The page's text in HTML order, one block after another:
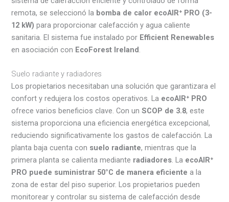
remota, se seleccionó la bomba de calor ecoAIR⁺ PRO (3-
12 kW) para proporcionar calefacción y agua caliente
sanitaria. El sistema fue instalado por Efficient Renewables
en asociación con EcoForest Ireland
Suelo radiante y radiadores
Los propietarios necesitaban una solución que garantizara el
confort y redujera los costos operativos. La ecoAIR⁺ PRO
ofrece varios beneficios clave. Con unSCOP de 3.8, este
sistema proporciona una eficiencia energética excepcional,
reduciendo significativamente los gastos de calefacción. La
planta baja cuenta con suelo radiante, mientras que la
primera planta se calienta mediante radiadores. La ecoAIR⁺
PRO puede suministrar 50°C de manera eficiente a la
zona de estar del piso superior. Los propietarios pueden
monitorear y controlar su sistema de calefacción desde